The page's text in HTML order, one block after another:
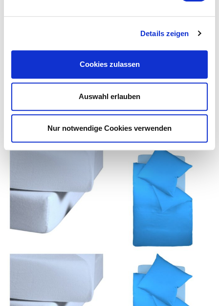
Details zeigen
Cookies zulassen
Auswahl erlauben
Nur notwendige Cookies verwenden
für 200/210/220x220
gefallen...